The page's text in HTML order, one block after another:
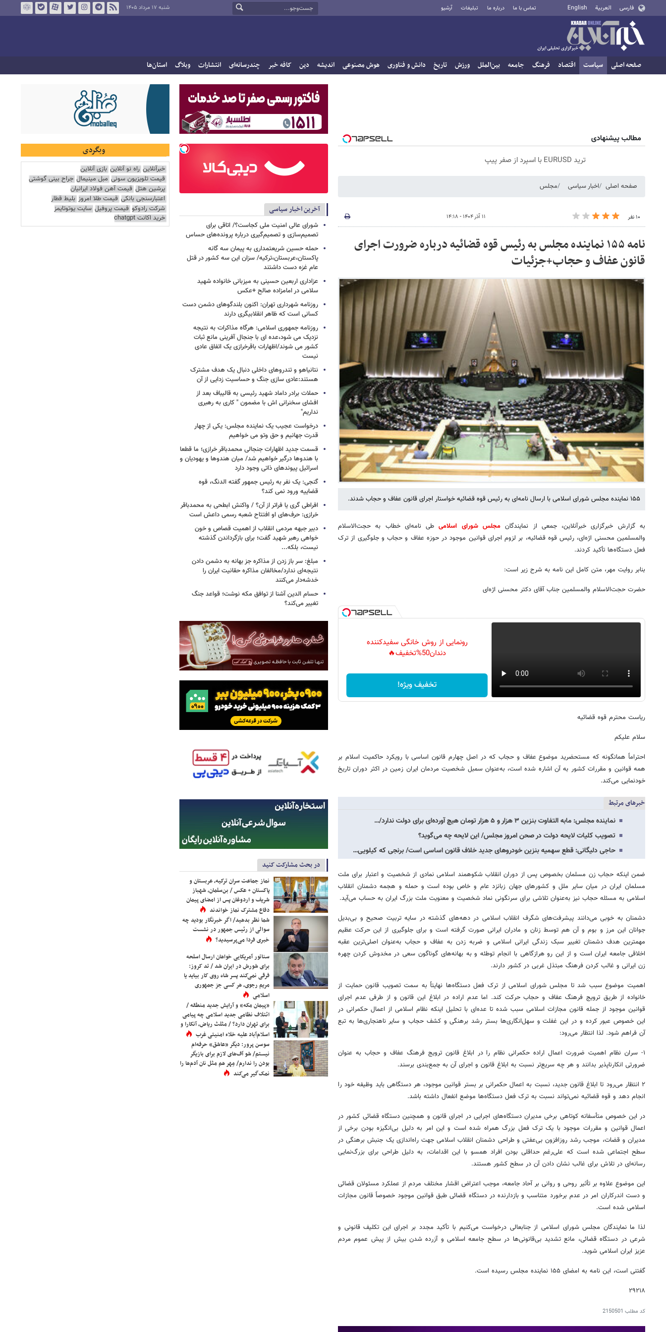
فارسی العربية English تماس با ما درباره ما تبلیغات آرشیو شنبه ۱۷ مرداد ۱۴۰۵
صفحه اصلی سیاست اقتصاد فرهنگ جامعه بین‌الملل ورزش تاریخ دانش و فناوری هوش مصنوعی اندیشه دین کافه خبر چندرسانه‌ای انتشارات وبلاگ استان‌ها
مطالب پیشنهادی
ترید EURUSD با اسپرد از صفر پیپ
صفحه اصلی اخبار سیاسی مجلس
۱۰ نفر ۱۱ آذر ۱۴۰۴ - ۱۴:۱۸
نامه ۱۵۵ نماینده مجلس به رئیس قوه قضائیه درباره ضرورت اجرای
قانون عفاف و حجاب+جزئیات
۱۵۵ نماینده مجلس شورای اسلامی با ارسال نامه‌ای به رئیس قوه قضائیه خواستار اجرای قانون عفاف و حجاب شدند.
به گزارش خبرگزاری خبرآنلاین، جمعی از نمایندگان مجلس شورای اسلامی طی نامه‌ای خطاب به حجت‌الاسلام
والمسلمین محسنی اژه‌ای، رئیس قوه قضائیه، بر لزوم اجرای قوانین موجود در حوزه عفاف و حجاب و جلوگیری از ترک
فعل دستگاه‌ها تأکید کردند.
بنابر روایت مهر، متن کامل این نامه به شرح زیر است:
حضرت حجت‌الاسلام والمسلمین جناب آقای دکتر محسنی اژه‌ای
رونمایی از روش خانگی سفیدکننده
دندان50%تخفیف🔥
تخفیف ویژه!
ریاست محترم قوه قضائیه
سلام علیکم
احتراماً همانگونه که مستحضرید موضوع عفاف و حجاب که در اصل چهارم قانون اساسی با رویکرد حاکمیت اسلام بر
همه قوانین و مقررات کشور به آن اشاره شده است، به‌عنوان سمبل شخصیت مردمان ایران زمین در اکثر دوران تاریخ
خودنمایی می‌کند.
خبرهای مرتبط
نماینده مجلس: مابه التفاوت بنزین ۳ هزار و ۵ هزار تومان هیچ آورده‌ای برای دولت ندارد/…
تصویب کلیات لایحه دولت در صحن امروز مجلس/ این لایحه چه می‌گوید؟
حاجی دلیگانی: قطع سهمیه بنزین خودروهای جدید خلاف قانون اساسی است/ برنجی که کیلویی…
ضمن اینکه حجاب زن مسلمان بخصوص پس از دوران انقلاب شکوهمند اسلامی نمادی از شخصیت و اعتبار برای ملت
مسلمان ایران در میان سایر ملل و کشورهای جهان زبانزد عام و خاص بوده است و حمله و هجمه دشمنان انقلاب
اسلامی به مسئله حجاب نیز به‌عنوان تلاشی برای سرنگونی نماد شخصیت و معنویت ملت بزرگ ایران به حساب می‌آید.
دشمنان به خوبی می‌دانند پیشرفت‌های شگرف انقلاب اسلامی در دهه‌های گذشته در سایه تربیت صحیح و بی‌بدیل
جوانان این مرز و بوم و آن هم توسط زنان و مادران ایرانی صورت گرفته است و برای جلوگیری از این حرکت عظیم
مهمترین هدف دشمنان تغییر سبک زندگی ایرانی اسلامی و ضربه زدن به عفاف و حجاب به‌عنوان اصلی‌ترین عقبه
اخلاقی جامعه ایران است و از این رو هرازگاهی با انجام توطئه و به بهانه‌های گوناگون سعی در مخدوش کردن چهره
زن ایرانی و غالب کردن فرهنگ مبتذل غربی در کشور دارند.
اهمیت موضوع سبب شد تا مجلس شورای اسلامی از ترک فعل دستگاه‌ها نهایتاً به سمت تصویب قانون حمایت از
خانواده از طریق ترویج فرهنگ عفاف و حجاب حرکت کند. اما عدم اراده در ابلاغ این قانون و از طرفی عدم اجرای
قوانین موجود از جمله قانون مجازات اسلامی سبب شده تا عده‌ای با تحلیل اینکه نظام اسلامی از اعمال حکمرانی در
این خصوص عبور کرده و در این غفلت و سهل‌انگاری‌ها بستر رشد برهنگی و کشف حجاب و سایر ناهنجاری‌ها به تبع
آن فراهم شود. لذا انتظار می‌رود:
۱- سران نظام اهمیت ضرورت اعمال اراده حکمرانی نظام را در ابلاغ قانون ترویج فرهنگ عفاف و حجاب به عنوان
ضرورتی انکارناپذیر بدانند و هر چه سریع‌تر نسبت به ابلاغ قانون و اجرای آن به جمع‌بندی برسند.
۲ انتظار می‌رود تا ابلاغ قانون جدید، نسبت به اعمال حکمرانی بر بستر قوانین موجود، هر دستگاهی باید وظیفه خود را
انجام دهد و قوه قضائیه نمی‌تواند نسبت به ترک فعل دستگاه‌ها موضع انفعال داشته باشد.
در این خصوص متأسفانه کوتاهی برخی مدیران دستگاه‌های اجرایی در اجرای قانون و همچنین دستگاه قضائی کشور در
اعمال قوانین و مقررات موجود با یک ترک فعل بزرگ همراه شده است و این امر به دلیل بی‌انگیزه بودن برخی از
مدیران و قضات، موجب رشد روزافزون بی‌عفتی و طراحی دشمنان انقلاب اسلامی جهت راه‌اندازی یک جنبش برهنگی در
سطح اجتماعی شده است که علی‌رغم حداقلی بودن افراد همسو با این اقدامات، به دلیل طراحی برای بزرگ‌نمایی
رسانه‌ای در تلاش برای غالب نشان دادن آن در سطح کشور هستند.
این موضوع علاوه بر تأثیر روحی و روانی بر آحاد جامعه، موجب اعتراض اقشار مختلف مردم از عملکرد مسئولان قضائی
و دست اندرکاران امر در عدم برخورد متناسب و بازدارنده در دستگاه قضائی طبق قوانین موجود خصوصاً قانون مجازات
اسلامی شده است.
لذا ما نمایندگان مجلس شورای اسلامی از جنابعالی درخواست می‌کنیم با تأکید مجدد بر اجرای این تکلیف قانونی و
شرعی در دستگاه قضائی، مانع تشدید بی‌قانونی‌ها در سطح جامعه اسلامی و آزرده شدن بیش از پیش عموم مردم
عزیز ایران اسلامی شوید.
گفتنی است، این نامه به امضای ۱۵۵ نماینده مجلس رسیده است.
۲۹۲۱۸
کد مطلب 2150501
آخرین اخبار سیاسی
شورای عالی امنیت ملی کجاست؟/ اتاقی برای
تصمیم‌سازی و تصمیم‌گیری درباره پرونده‌های حساس
حمله حسین شریعتمداری به پیمان سه گانه
پاکستان،عربستان،ترکیه/ سزان این سه کشور در قتل
عام غزه دست داشتند
عزاداری اربعین حسینی به میزبانی خانواده شهید
سلامی در امامزاده صالح +عکس
روزنامه شهرداری تهران: اکنون بلندگوهای دشمن دست
کسانی است که ظاهر انقلابیگری دارند
روزنامه جمهوری اسلامی: هرگاه مذاکرات به نتیجه
نزدیک می شود،عده ای با جنجال آفرینی مانع ثبات
کشور می شوند/اظهارات باقرخرازی یک اتفاق عادی
نیست
نتانیاهو و تندروهای داخلی دنبال یک هدف مشترک
هستند:عادی سازی جنگ و حساسیت زدایی از آن
حملات برادر داماد شهید رئیسی به قالیباف بعد از
افشای سخنرانی اش با مضمون " کاری به رهبری
نداریم"
درخواست عجیب یک نماینده مجلس: یکی از چهار
قدرت جهانیم و حق وتو می خواهیم
قسمت جدید اظهارات جنجالی محمدباقر خرازی؛ ما قطعا
با هندوها درگیر خواهیم شد/ میان هندوها و یهودیان و
اسرائیل پیوندهای ذاتی وجود دارد
گنجی: یک نفر به رئیس جمهور گفته الدنگ، قوه
قضاییه ورود نمی کند؟
افراطی گری یا فراتر از آن؟ / واکنش ابطحی به محمدباقر
خرازی: حرف‌های او افتتاح شعبه رسمی داعش است
دبیر جبهه مردمی انقلاب از اهمیت قصاص و خون
خواهی رهبر شهید گفت؛ برای بازگرداندن گذشته
نیست، بلکه...
مبلغ: سر باز زدن از مذاکره‌ جز بهانه به دشمن دادن
نتیجه‌ای ندارد/مخالفان مذاکره حقانیت ایران را
خدشه‌دار می‌کنند
حسام الدین آشنا از توافق مکه نوشت؛ قواعد جنگ
تغییر می‌کند؟
در بحث مشارکت کنید
نماز جماعت سران ترکیه، عربستان و
پاکستان + عکس / بن‌سلمان، شهباز
شریف و اردوغان پس از امضای پیمان
دفاع مشترک نماز خواندند
شما نظر بدهید/ اگر خبرنگار بودید چه
سوالی از رئیس جمهور در نشست
خبری فردا می‌پرسیدید؟
سناتور آمریکایی خواهان ارسال اسلحه
برای شورش در ایران شد / تد کروز:
فرقی نمی‌کند پسر شاه روی کار بیاید یا
مریم رجوی، هر کسی جز جمهوری
اسلامی
«پیمان مکه» و آرایش جدید منطقه /
ائتلاف نظامی جدید اسلامی چه پیامی
برای تهران دارد؟ / مثلث ریاض، آنکارا و
اسلام‌آباد علیه خلاء امنیتی غرب
سوسن پرور: دیگر «عاشق» حرفه‌ام
نیستم/ شو آف‌های لازم برای بازیگر
بودن را ندارم/ مِهر هم مثل نان آدم‌ها را
نمک‌گیر می‌کند
وبگردی
خبرآنلاین راه نو آنلاین بازی آنلاین
قیمت تلویزیون سونی مبل مینیمال جراح بینی گوشتی
پرشین هتل قیمت آهن فولاد ایرانیان
اعتبارسنجی بانکی قیمت طلا امروز بلیط قطار
شرکت رادوکو قیمت پروفیل سایت یوتوتایمز
خرید اکانت chatgpt